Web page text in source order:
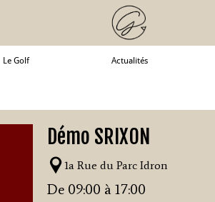
Le Golf Actualités
Démo SRIXON
1a Rue du Parc Idron
De 09:00 à 17:00